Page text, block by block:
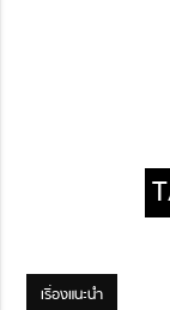
เรื่องแนะนำ